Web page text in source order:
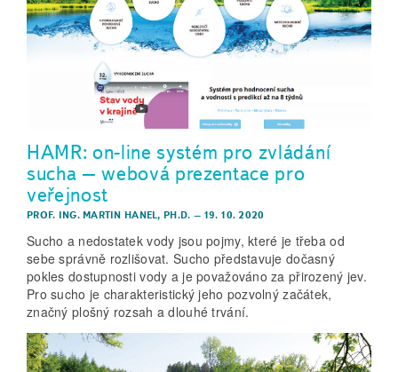
HAMR: on-line systém pro zvládání
sucha – webová prezentace pro
veřejnost
PROF. ING. MARTIN HANEL, PH.D. – 19. 10. 2020
Sucho a nedostatek vody jsou pojmy, které je třeba od
sebe správně rozlišovat. Sucho představuje dočasný
pokles dostupnosti vody a je považováno za přirozený jev.
Pro sucho je charakteristický jeho pozvolný začátek,
značný plošný rozsah a dlouhé trvání.